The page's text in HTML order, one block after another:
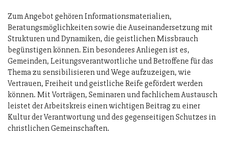
Zum Angebot gehören Informationsmaterialien,
Beratungsmöglichkeiten sowie die Auseinandersetzung mit
Strukturen und Dynamiken, die geistlichen Missbrauch
begünstigen können. Ein besonderes Anliegen ist es,
Gemeinden, Leitungsverantwortliche und Betroffene für das
Thema zu sensibilisieren und Wege aufzuzeigen, wie
Vertrauen, Freiheit und geistliche Reife gefördert werden
können. Mit Vorträgen, Seminaren und fachlichem Austausch
leistet der Arbeitskreis einen wichtigen Beitrag zu einer
Kultur der Verantwortung und des gegenseitigen Schutzes in
christlichen Gemeinschaften.